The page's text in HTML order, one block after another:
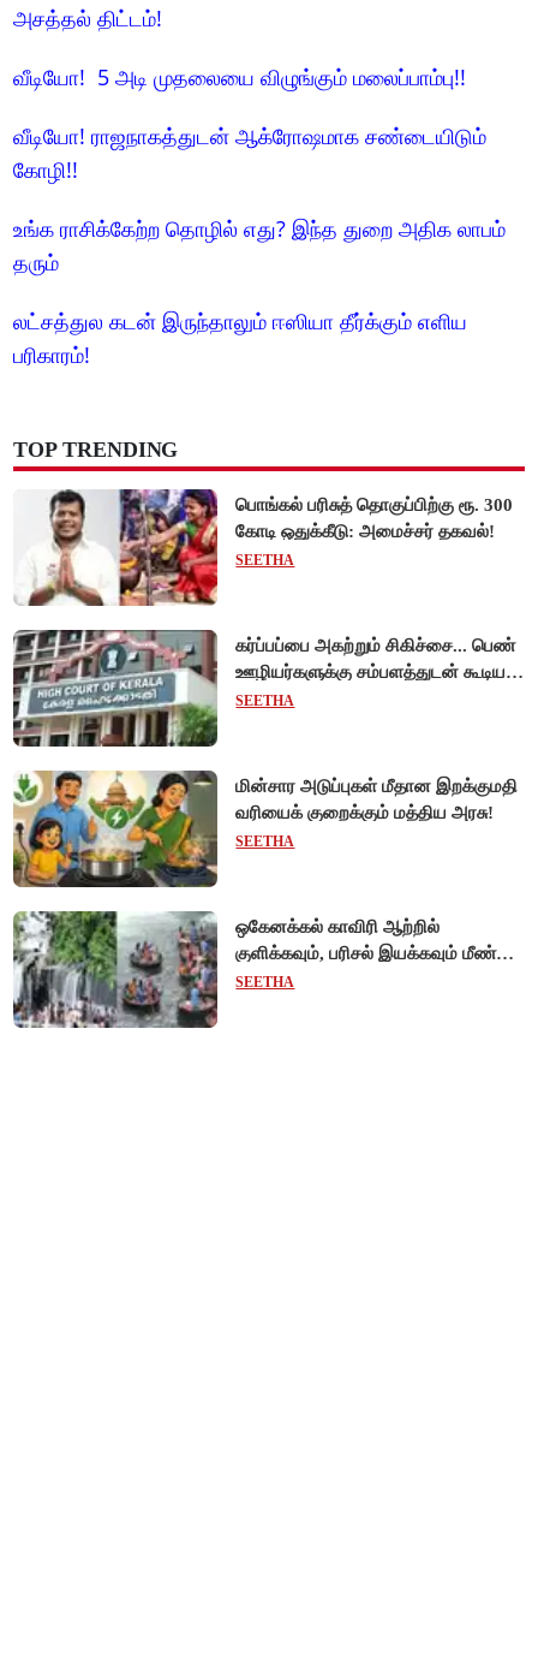
அசத்தல் திட்டம்!
வீடியோ! 5 அடி முதலையை விழுங்கும் மலைப்பாம்பு!!
வீடியோ! ராஜநாகத்துடன் ஆக்ரோஷமாக சண்டையிடும்
கோழி!!
உங்க ராசிக்கேற்ற தொழில் எது? இந்த துறை அதிக லாபம்
தரும்
லட்சத்துல கடன் இருந்தாலும் ஈஸியா தீர்க்கும் எளிய
பரிகாரம்!
TOP TRENDING
பொங்கல் பரிசுத் தொகுப்பிற்கு ரூ. 300
கோடி ஒதுக்கீடு: அமைச்சர் தகவல்!
SEETHA
கர்ப்பப்பை அகற்றும் சிகிச்சை... பெண்
ஊழியர்களுக்கு சம்பளத்துடன் கூடிய
விடுப்பு - உயர்நீதிமன்றம் அதிரடி
SEETHA
மின்சார அடுப்புகள் மீதான இறக்குமதி
வரியைக் குறைக்கும் மத்திய அரசு!
SEETHA
ஒகேனக்கல் காவிரி ஆற்றில்
குளிக்கவும், பரிசல் இயக்கவும் மீண்டும்
அனுமதி - சுற்றுலாப் பயணிகள்
SEETHA